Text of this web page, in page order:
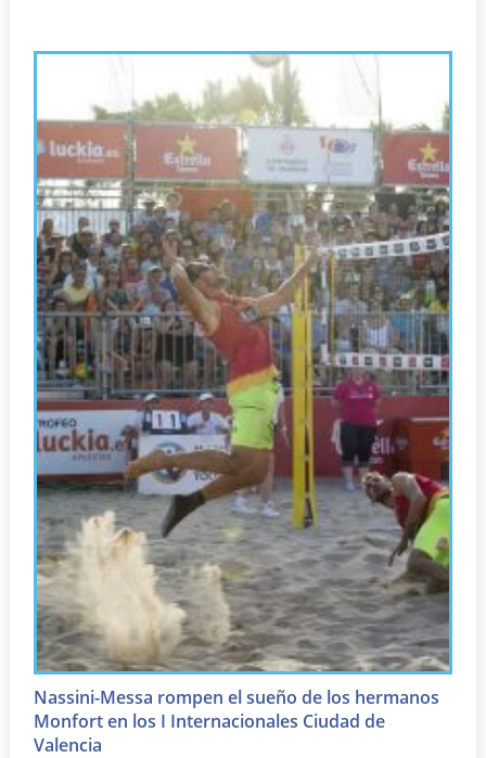
Nassini-Messa rompen el sueño de los hermanos
Monfort en los I Internacionales Ciudad de
Valencia